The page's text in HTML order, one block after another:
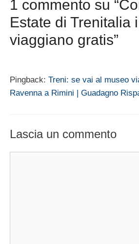
1 commento su
Estate di Trenitalia
viaggiano gratis”
Pingback: Treni: se vai al museo
Ravenna a Rimini | Guadagno
Lascia un commento